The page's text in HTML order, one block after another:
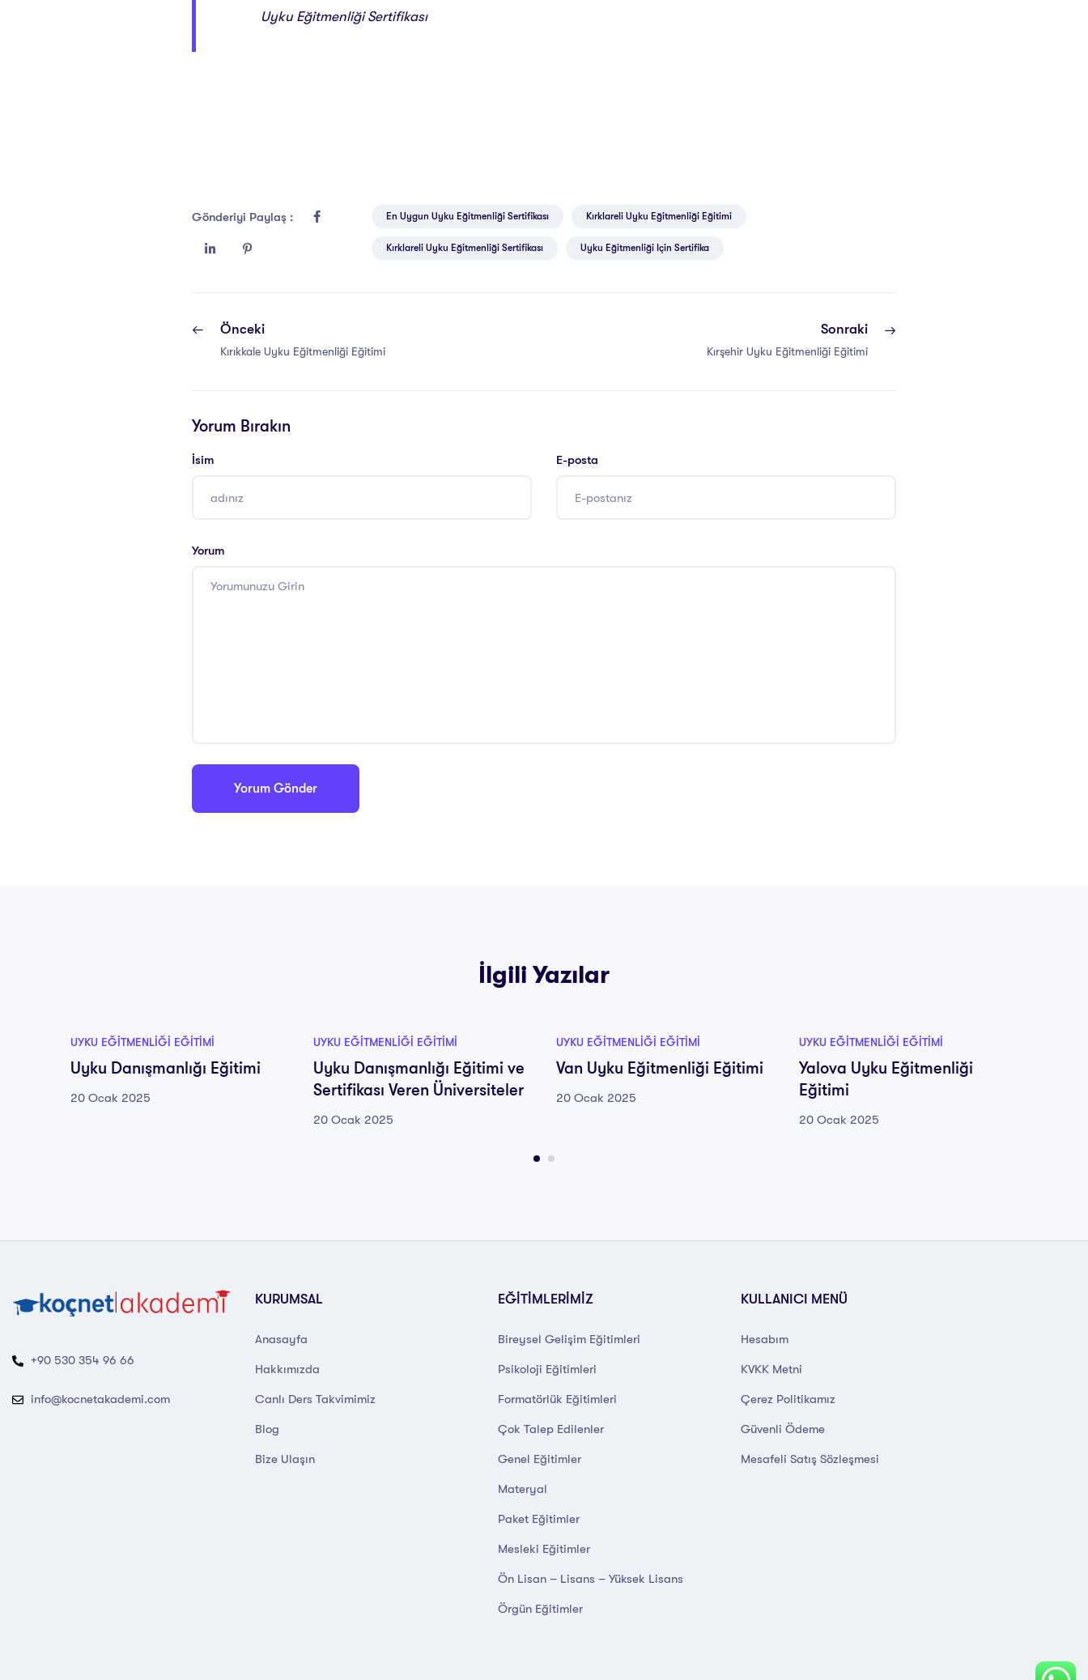
Uyku Eğitmenliği Sertifikası
Gönderiyi Paylaş : En Uygun Uyku Eğitmenliği Sertifikası Kırklareli Uyku Eğitmenliği Eğitimi
Kırklareli Uyku Eğitmenliği Sertifikası Uyku Eğitmenliği Için Sertifika
Önceki
Kırıkkale Uyku Eğitmenliği Eğitimi
Sonraki
Kırşehir Uyku Eğitmenliği Eğitimi
Yorum Bırakın
İsim E-posta
Yorum
İlgili Yazılar
UYKU EĞITMENLIĞI EĞITIMI
Uyku Danışmanlığı Eğitimi
20 Ocak 2025
UYKU EĞITMENLIĞI EĞITIMI
Uyku Danışmanlığı Eğitimi ve
Sertifikası Veren Üniversiteler
20 Ocak 2025
UYKU EĞITMENLIĞI EĞITIMI
Van Uyku Eğitmenliği Eğitimi
20 Ocak 2025
UYKU EĞITMENLIĞI EĞITIMI
Yalova Uyku Eğitmenliği
Eğitimi
20 Ocak 2025
+90 530 354 96 66
info@kocnetakademi.com
KURUMSAL
Anasayfa
Hakkımızda
Canlı Ders Takvimimiz
Blog
Bize Ulaşın
EĞİTİMLERİMİZ
Bireysel Gelişim Eğitimleri
Psikoloji Eğitimleri
Formatörlük Eğitimleri
Çok Talep Edilenler
Genel Eğitimler
Materyal
Paket Eğitimler
Mesleki Eğitimler
Ön Lisan – Lisans – Yüksek Lisans
Örgün Eğitimler
KULLANICI MENÜ
Hesabım
KVKK Metni
Çerez Politikamız
Güvenli Ödeme
Mesafeli Satış Sözleşmesi